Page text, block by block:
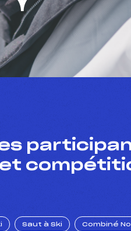
Saut à Ski Combiné